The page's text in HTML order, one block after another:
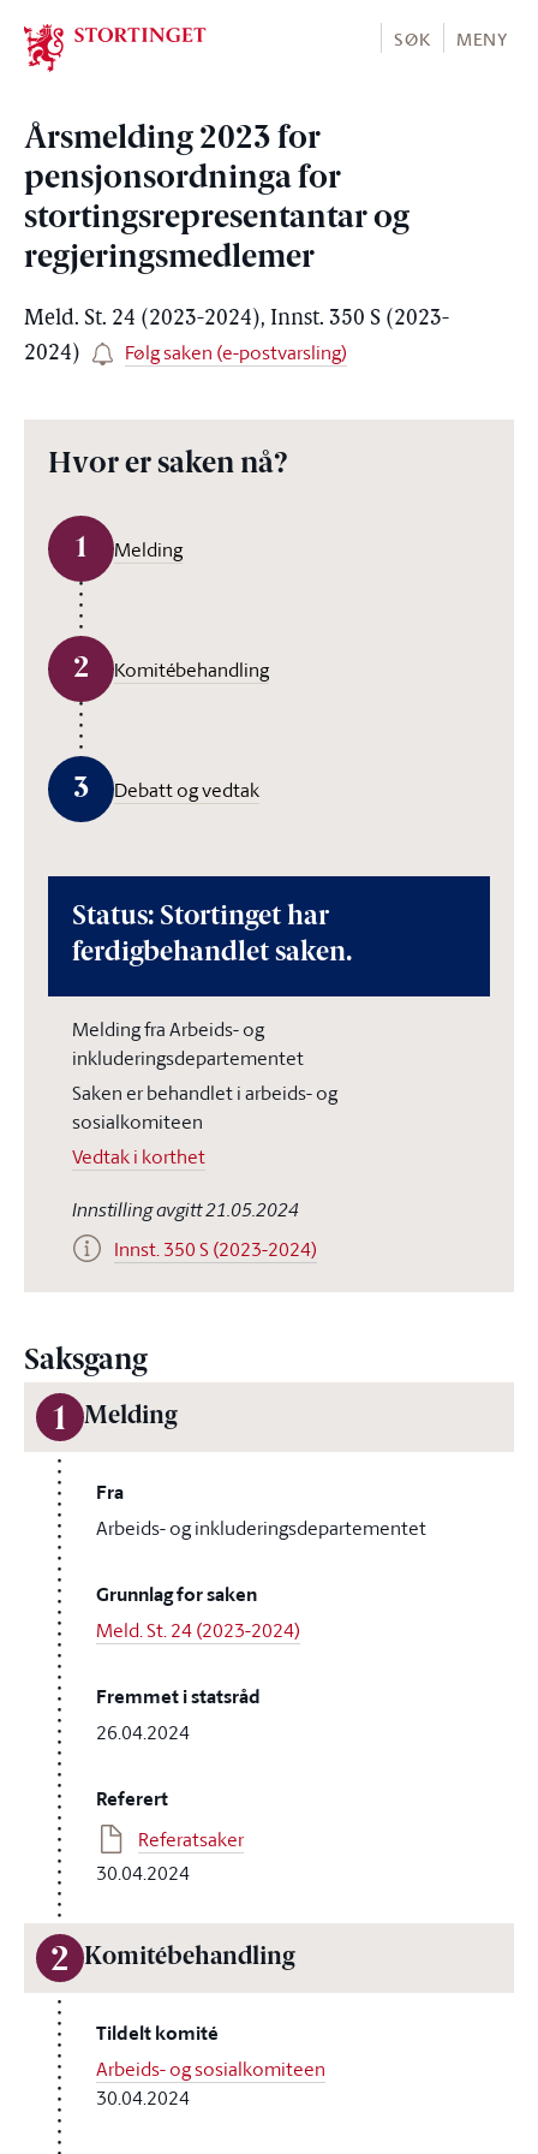
Stortinget.no
SØK MENY
Årsmelding 2023 for
pensjonsordninga for
stortingsrepresentantar og
regjeringsmedlemer
Meld. St. 24 (2023-2024), Innst. 350 S (2023-
2024)
Følg saken (e-postvarsling)
Hvor er saken nå?
1 Melding
2 Komitébehandling
3 Debatt og vedtak
Status: Stortinget har
ferdigbehandlet saken.
Melding fra Arbeids- og
inkluderingsdepartementet
Saken er behandlet i arbeids- og
sosialkomiteen
Vedtak i korthet
Innstilling avgitt 21.05.2024
Innst. 350 S (2023-2024)
Saksgang
1 Melding
Fra
Arbeids- og inkluderingsdepartementet
Grunnlag for saken
Meld. St. 24 (2023-2024)
Fremmet i statsråd
26.04.2024
Referert
Referatsaker
30.04.2024
2 Komitébehandling
Tildelt komité
Arbeids- og sosialkomiteen
30.04.2024